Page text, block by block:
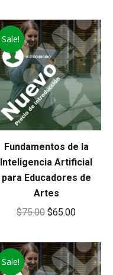
was:
$65.00.
is:
$45.00.
Sale!
Fundamentos de la
Inteligencia Artificial
para Educadores de
Artes
$75.00 Original
was:
$75.00.
$65.00Current
is:
$65.00.
Sale!